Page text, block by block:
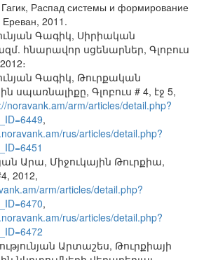
Распад системы и формирование
2011.
Գագիկ, Սիրիական
հնարավոր սցենարներ, Գլոբուս
Գագիկ, Թուրքական
սպառնալիքը, Գլոբուս # 4, էջ 5,
noravank.am/arm/articles/detail.php?
,
rus/articles/detail.php?
Արա, Միջուկային Թուրքիա,
2012,
arm/articles/detail.php?
,
rus/articles/detail.php?
Արտաշես, Թուրքիայի